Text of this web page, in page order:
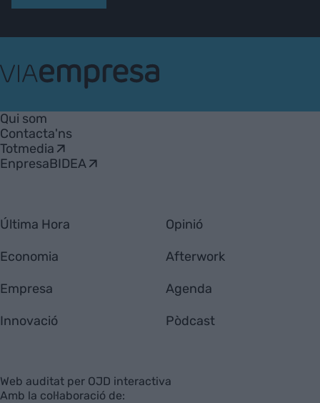
Empresa
Qui som
Contacta'ns
Totmedia
EnpresaBIDEA
Última Hora
Economia
Empresa
Innovació
Opinió
Afterwork
Agenda
Pòdcast
Web auditat per OJD interactiva
Amb la col·laboració de: